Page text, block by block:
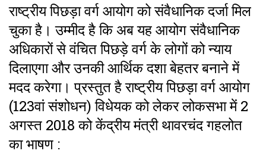
राष्ट्रीय पिछड़ा वर्ग आयोग को संवैधानिक दर्जा मिल
चुका है। उम्मीद है कि अब यह आयोग संवैधानिक
अधिकारों से वंचित पिछड़े वर्ग के लोगों को न्याय
दिलाएगा और उनकी आर्थिक दशा बेहतर बनाने में
मदद करेगा। प्रस्तुत है राष्ट्रीय पिछड़ा वर्ग आयोग
(123वां संशोधन) विधेयक को लेकर लोकसभा में 2
अगस्त 2018 को केंद्रीय मंत्री थावरचंद गहलोत
का भाषण :